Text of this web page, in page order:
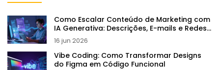
Como Escalar Conteúdo de Marketing com
IA Generativa: Descrições, E-mails e Redes
Sociais
16 jun 2026
Vibe Coding: Como Transformar Designs
do Figma em Código Funcional